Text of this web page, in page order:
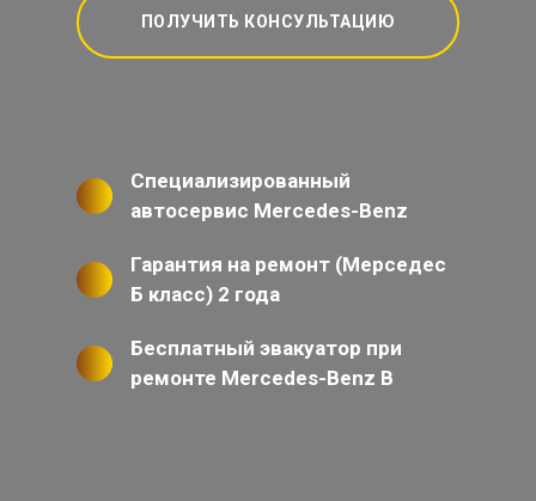
ПОЛУЧИТЬ КОНСУЛЬТАЦИЮ
Специализированный
автосервис Mercedes-Benz
Гарантия на ремонт (Мерседес
Б класс) 2 года
Бесплатный эвакуатор при
ремонте Mercedes-Benz B